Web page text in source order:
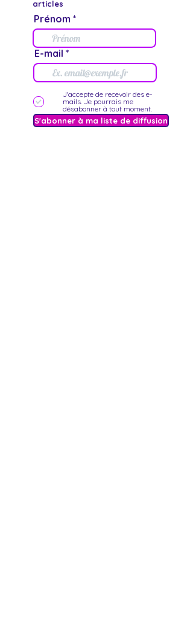
articles
Prénom
E-mail
J'accepte de recevoir des e-
mails. Je pourrais me
désabonner à tout moment.
S'abonner à ma liste de diffusion